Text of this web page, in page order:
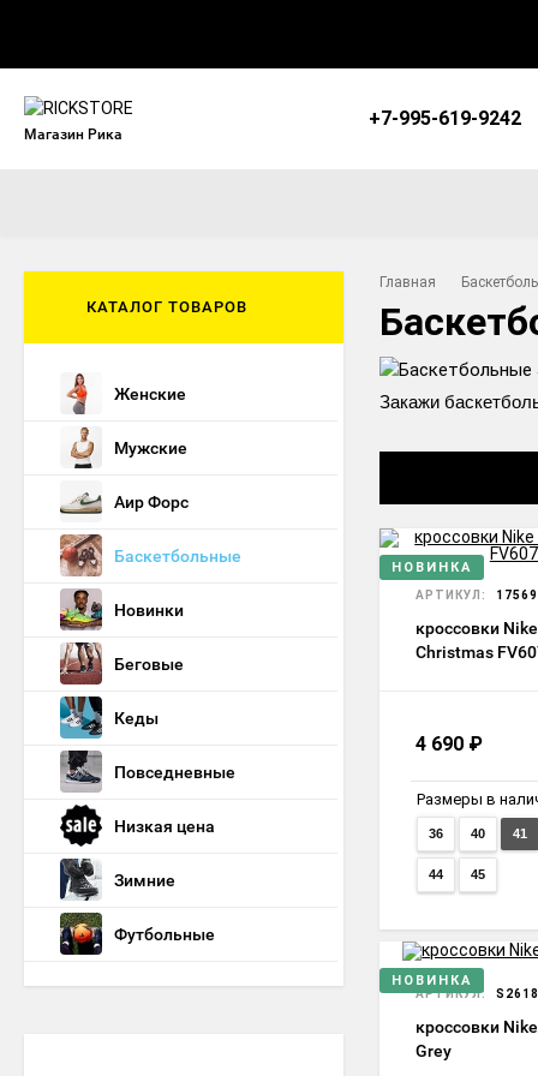
Магазин Рика
+7-995-619-9242
Главная
Закажи
НОВИНКА
АРТИКУЛ: 17569
кроссовки
Christmas
4 690 ₽
Размеры в
36 40 41
44 45
НОВИНКА
АРТИКУЛ:
кроссовки
Grey
КАТАЛОГ ТОВАРОВ
Женские
Мужские
Аир Форс
Баскетбольные
Новинки
Беговые
Кеды
Повседневные
Низкая цена
Зимние
Футбольные